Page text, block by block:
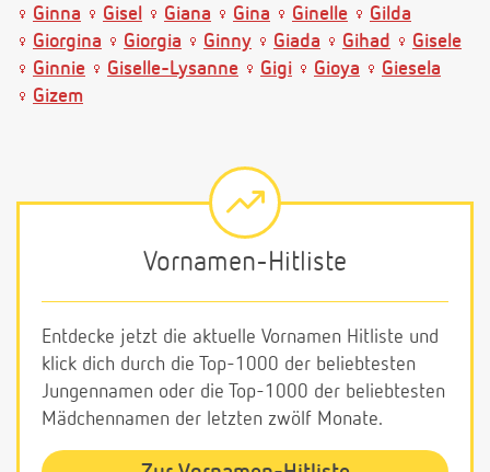
Ginna
Gisel Giana Gina Ginelle
Gilda
Giorgina
Giorgia Ginny Giada Gihad
Gisele
Ginnie
Giselle-Lysanne Gigi Gioya
Giesela
Gizem
Vornamen-Hitliste
Entdecke jetzt die aktuelle Vornamen Hitliste und
klick dich durch die Top-1000 der beliebtesten
Jungennamen oder die Top-1000 der beliebtesten
Mädchennamen der letzten zwölf Monate.